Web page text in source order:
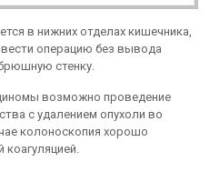
в нижних отделах кишечника,
операцию без вывода
стенку.
возможно проведение
с удалением опухоли во
колоноскопия хорошо
коагуляцией.